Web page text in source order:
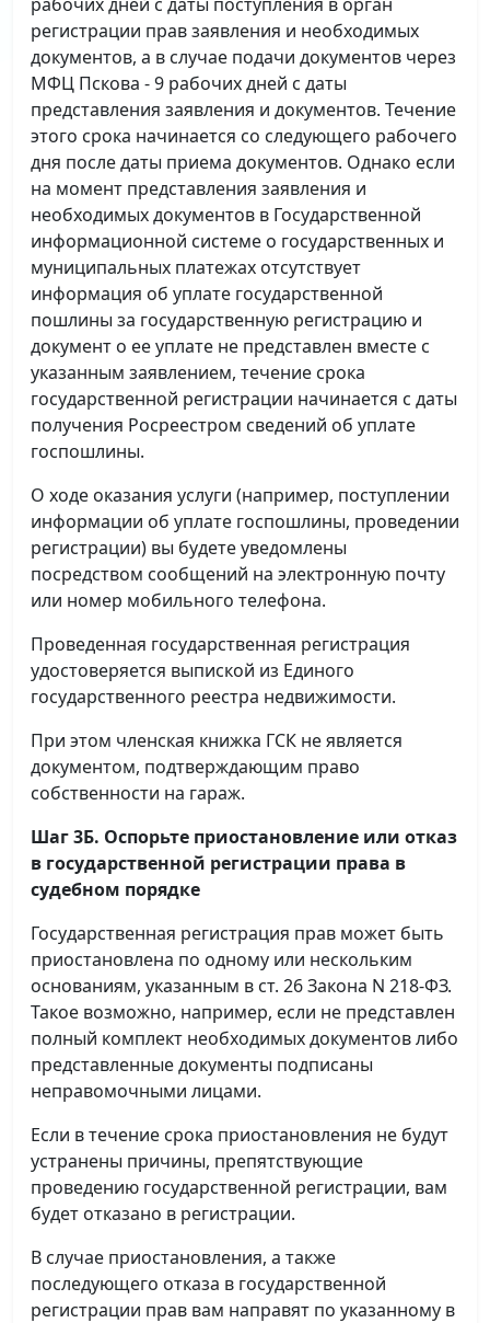
регистрации прав заявления и необходимых
документов, а в случае подачи документов через
МФЦ Пскова - 9 рабочих дней с даты
представления заявления и документов. Течение
этого срока начинается со следующего рабочего
дня после даты приема документов. Однако если
на момент представления заявления и
необходимых документов в Государственной
информационной системе о государственных и
муниципальных платежах отсутствует
информация об уплате государственной
пошлины за государственную регистрацию и
документ о ее уплате не представлен вместе с
указанным заявлением, течение срока
государственной регистрации начинается с даты
получения Росреестром сведений об уплате
госпошлины.
О ходе оказания услуги (например, поступлении
информации об уплате госпошлины, проведении
регистрации) вы будете уведомлены
посредством сообщений на электронную почту
или номер мобильного телефона.
Проведенная государственная регистрация
удостоверяется выпиской из Единого
государственного реестра недвижимости.
При этом членская книжка ГСК не является
документом, подтверждающим право
собственности на гараж.
Шаг 3Б. Оспорьте приостановление или отказ
в государственной регистрации права в
судебном порядке
Государственная регистрация прав может быть
приостановлена по одному или нескольким
основаниям, указанным в ст. 26 Закона N 218-ФЗ.
Такое возможно, например, если не представлен
полный комплект необходимых документов либо
представленные документы подписаны
неправомочными лицами.
Если в течение срока приостановления не будут
устранены причины, препятствующие
проведению государственной регистрации, вам
будет отказано в регистрации.
В случае приостановления, а также
последующего отказа в государственной
регистрации прав вам направят по указанному в